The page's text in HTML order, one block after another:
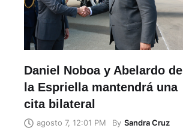
Daniel Noboa y Abelardo de
la Espriella mantendrá una
cita bilateral
agosto 7, 12:01 PM By Sandra Cruz